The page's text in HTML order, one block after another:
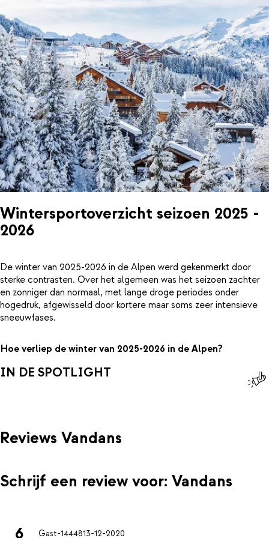
Wintersportoverzicht seizoen 2025 -
2026
De winter van 2025-2026 in de Alpen werd gekenmerkt door
sterke contrasten. Over het algemeen was het seizoen zachter
en zonniger dan normaal, met lange droge periodes onder
hogedruk, afgewisseld door kortere maar soms zeer intensieve
sneeuwfases.
Hoe verliep de winter van 2025-2026 in de Alpen?
IN DE SPOTLIGHT
Reviews Vandans
Schrijf een review voor: Vandans
6 Gast-1444813-12-2020